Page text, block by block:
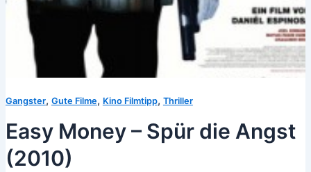
Gangster, Gute Filme, Kino Filmtipp, Thriller
Easy Money – Spür die Angst
(2010)